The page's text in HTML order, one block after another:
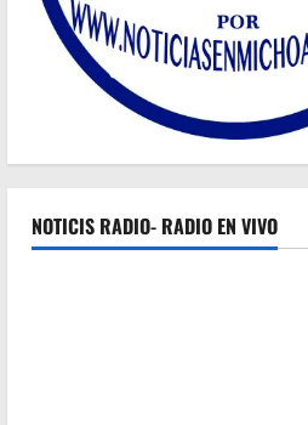
NOTICIS RADIO- RADIO EN VIVO